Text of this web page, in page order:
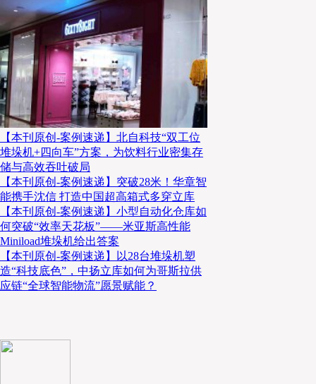
【本刊原创-案例速递】北自科技“双工位
堆垛机+四向车”方案，为饮料行业密集存
储与高效吞吐破局
【本刊原创-案例速递】突破28米！华章智
能携手沈信 打造中国超高箱式多穿立库
【本刊原创-案例速递】小型自动化仓库如
何突破“效率天花板”——米亚斯高性能
Miniload堆垛机给出答案
【本刊原创-案例速递】以28台堆垛机塑
造“科技底色”，中扬立库如何为哥斯拉供
应链“全球智能物流”愿景赋能？